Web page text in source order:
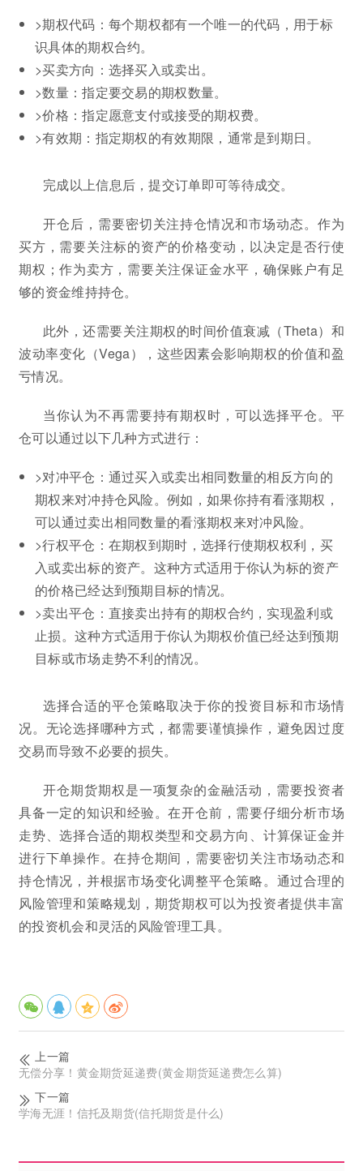
>期权代码：每个期权都有一个唯一的代码，用于标
识具体的期权合约。
>买卖方向：选择买入或卖出。
>数量：指定要交易的期权数量。
>价格：指定愿意支付或接受的期权费。
>有效期：指定期权的有效期限，通常是到期日。
完成以上信息后，提交订单即可等待成交。
开仓后，需要密切关注持仓情况和市场动态。作为
买方，需要关注标的资产的价格变动，以决定是否行使
期权；作为卖方，需要关注保证金水平，确保账户有足
够的资金维持持仓。
此外，还需要关注期权的时间价值衰减（Theta）和
波动率变化（Vega），这些因素会影响期权的价值和盈
亏情况。
当你认为不再需要持有期权时，可以选择平仓。平
仓可以通过以下几种方式进行：
>对冲平仓：通过买入或卖出相同数量的相反方向的
期权来对冲持仓风险。例如，如果你持有看涨期权，
可以通过卖出相同数量的看涨期权来对冲风险。
>行权平仓：在期权到期时，选择行使期权权利，买
入或卖出标的资产。这种方式适用于你认为标的资产
的价格已经达到预期目标的情况。
>卖出平仓：直接卖出持有的期权合约，实现盈利或
止损。这种方式适用于你认为期权价值已经达到预期
目标或市场走势不利的情况。
选择合适的平仓策略取决于你的投资目标和市场情
况。无论选择哪种方式，都需要谨慎操作，避免因过度
交易而导致不必要的损失。
开仓期货期权是一项复杂的金融活动，需要投资者
具备一定的知识和经验。在开仓前，需要仔细分析市场
走势、选择合适的期权类型和交易方向、计算保证金并
进行下单操作。在持仓期间，需要密切关注市场动态和
持仓情况，并根据市场变化调整平仓策略。通过合理的
风险管理和策略规划，期货期权可以为投资者提供丰富
的投资机会和灵活的风险管理工具。
上一篇
无偿分享！黄金期货延递费(黄金期货延递费怎么算)
下一篇
学海无涯！信托及期货(信托期货是什么)